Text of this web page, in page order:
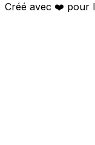
Créé avec ❤️ pour